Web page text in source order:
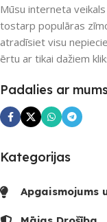
4
Mūsu interneta
tostarp populāras
atradīsiet visu
ērtu ar tikai dažiem
Padalies ar
Kategorijas
Apgaismojums